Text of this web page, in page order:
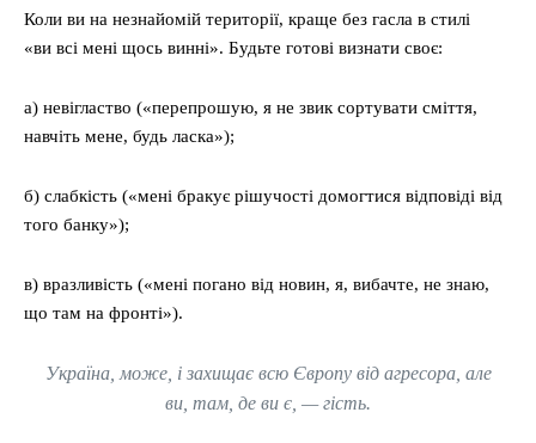
Коли ви на незнайомій території, краще без гасла в стилі
«ви всі мені щось винні». Будьте готові визнати своє:
а) невігластво («перепрошую, я не звик сортувати сміття,
навчіть мене, будь ласка»);
б) слабкість («мені бракує рішучості домогтися відповіді від
того банку»);
в) вразливість («мені погано від новин, я, вибачте, не знаю,
що там на фронті»).
Україна, може, і захищає всю Європу від агресора, але
ви, там, де ви є, — гість.